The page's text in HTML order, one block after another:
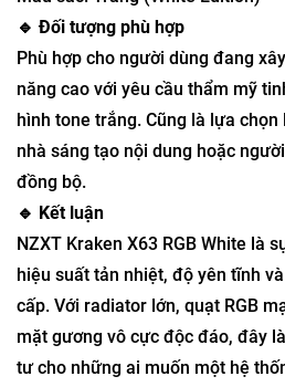
🔹 Đối tượng phù hợp
Phù hợp cho người dùng đang
năng cao với yêu cầu thẩm mỹ
hình tone trắng. Cũng là lựa
nhà sáng tạo nội dung hoặc
đồng bộ.
🔹 Kết luận
NZXT Kraken X63 RGB White là
hiệu suất tản nhiệt, độ yên tĩnh
cấp. Với radiator lớn, quạt RGB
mặt gương vô cực độc đáo, đây
tư cho những ai muốn một hệ